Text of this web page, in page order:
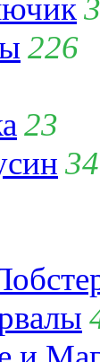
226
23
34